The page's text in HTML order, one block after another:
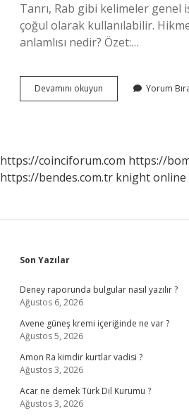
Tanrı, Rab gibi kelimeler genel
çoğul olarak kullanılabilir.
anlamlısı nedir? Özet:…
Devamını okuyun
Eş
Yorum
https://coinciforum.com https://
https://bendes.com.tr knight online
Sidebar
Son Yazılar
Deney raporunda bulgular nasıl yazılır ?
Ağustos 6, 2026
Avene güneş kremi içeriğinde ne var ?
Ağustos 5, 2026
Amon Ra kimdir kurtlar vadisi ?
Ağustos 3, 2026
Acar ne demek Türk Dil Kurumu ?
Ağustos 3, 2026